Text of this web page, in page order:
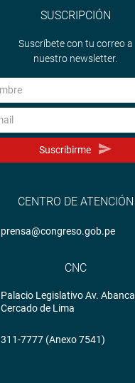
SUSCRIPCIÓN
Suscríbete con tu correo a
nuestro newsletter.
Suscribirme
CENTRO DE ATENCIÓN
prensa@congreso.gob.pe
CNC
Palacio Legislativo Av.
Cercado de Lima
311-7777 (Anexo 7541)